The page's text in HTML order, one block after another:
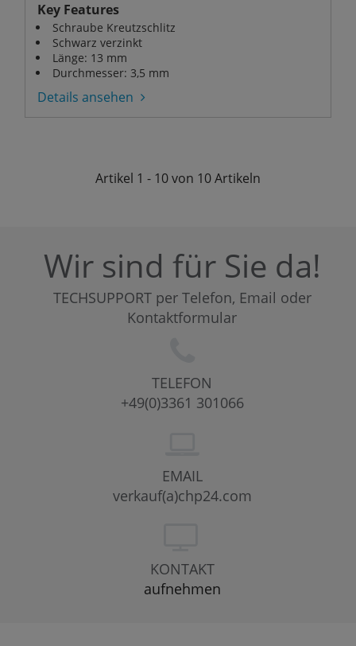
Key Features
Schraube Kreutzschlitz
Schwarz verzinkt
Länge: 13 mm
Durchmesser: 3,5 mm
Details ansehen
Artikel 1 - 10 von 10Artikeln
Wir sind für Sie da!
TECHSUPPORT per Telefon, Email oder
Kontaktformular
TELEFON
+49(0)3361 301066
EMAIL
verkauf(a)chp24.com
KONTAKT
aufnehmen